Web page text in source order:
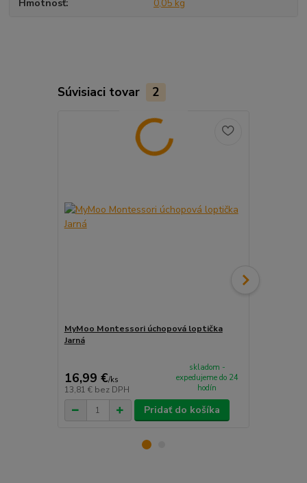
Hmotnosť 0,05 kg
Súvisiaci tovar 2
MyMoo Montessori úchopová loptička
Jarná
16,99 €/ks
13,81 € bez DPH
skladom -
expedujeme do 24
hodín
Pridať do košíka